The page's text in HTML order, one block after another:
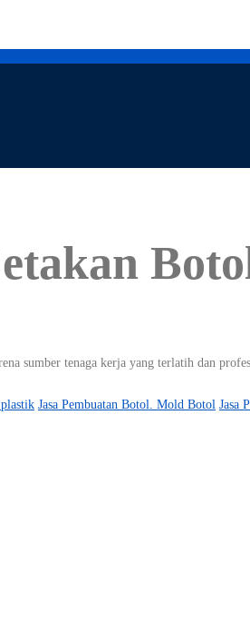
sumber tenaga kerja yang terlatih dan
Jasa Pembuatan Botol. Mold Botol Jasa